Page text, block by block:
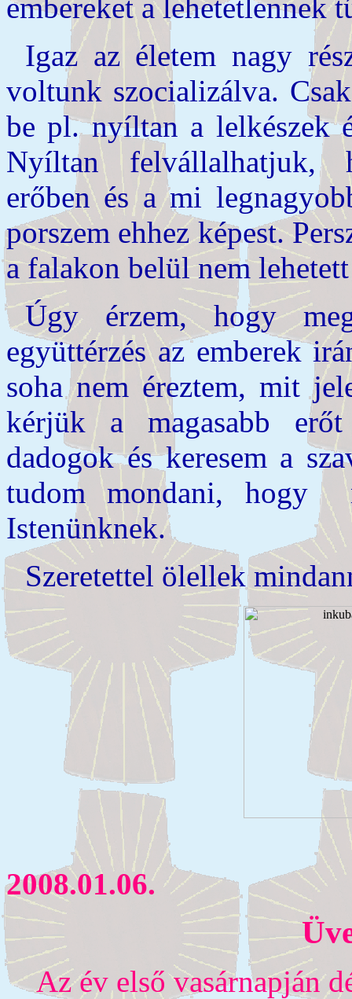
embereket a lehetetlennek
Igaz az életem nagy
voltunk szocializálva.
be pl. nyíltan a lelkészek
Nyíltan felvállalhatjuk,
erőben és a mi
porszem ehhez képest.
a falakon belül nem
Úgy érzem, hogy
együttérzés az emberek
soha nem éreztem, mit
kérjük a magasabb
dadogok és keresem a
tudom mondani, hogy
Istenünknek.
Szeretettel ölellek
2008.01.06.
Az év első vasárnapján